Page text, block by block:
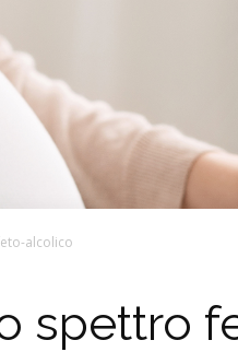
alcolico
spettro